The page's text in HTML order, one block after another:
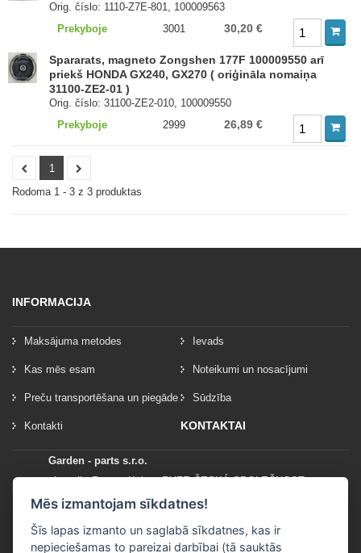
Orig. číslo: 1110-Z7E-801, 100009563
Prekyboje
3001 30,20 €
Spararats, magneto Zongshen 177F 100009550 arī
priekš HONDA GX240, GX270 ( oriģināla nomaiņa
31100-ZE2-01 )
Orig. číslo: 31100-ZE2-010, 100009550
Prekyboje
2999 26,89 €
1
Rodoma 1 - 3 z 3 produktas
INFORMACIJA
Maksājuma metodes Ievads
Kas mēs esam Noteikumi un nosacījumi
Preču transportēšana un piegāde Sūdzība
Kontakti KONTAKTAI
Garden - parts s.r.o.
vlastník: Roman Kylar - RYZE ČESKÁ SPOLEČNOST
Mladějov na Moravě 153
Mēs izmantojam sīkdatnes!
Šīs lapas izmanto un saglabā sīkdatnes, kas ir
nepieciešamas to pareizai darbībai (tā sauktās